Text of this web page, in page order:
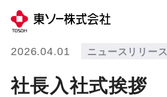
2026.04.01 ニュースリリース
社長入社式挨拶